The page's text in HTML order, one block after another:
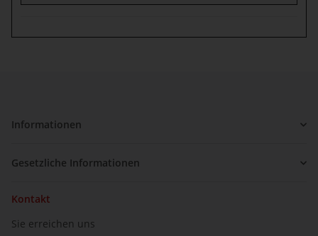
Informationen
Gesetzliche Informationen
Kontakt
Sie erreichen uns